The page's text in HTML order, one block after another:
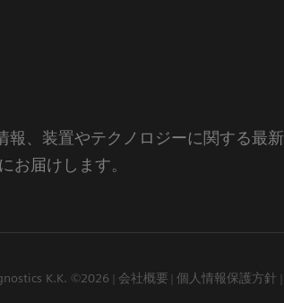
、装置やテクノロジーに関する最新
お届けします。
K.K. ©2026 会社概要 個人情報保護方針